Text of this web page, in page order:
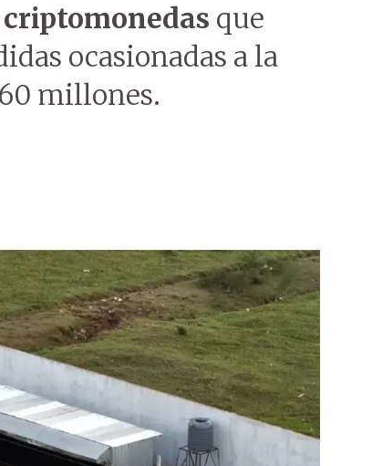
criptomonedas que
ocasionadas a la
millones.